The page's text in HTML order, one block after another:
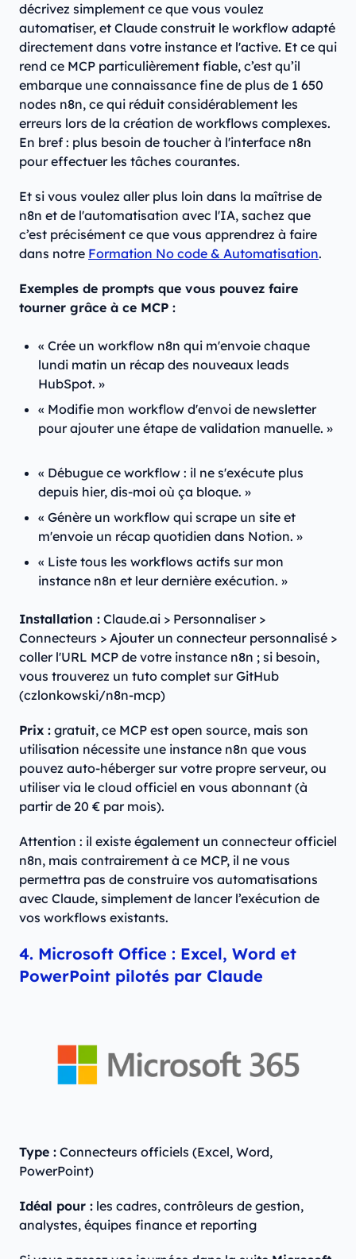
décrivez simplement ce que vous voulez
automatiser, et Claude construit le workflow adapté
directement dans votre instance et l'active. Et ce qui
rend ce MCP particulièrement fiable, c’est qu’il
embarque une connaissance fine de plus de 1 650
nodes n8n, ce qui réduit considérablement les
erreurs lors de la création de workflows complexes.
En bref : plus besoin de toucher à l'interface n8n
pour effectuer les tâches courantes.
Et si vous voulez aller plus loin dans la maîtrise de
n8n et de l'automatisation avec l'IA, sachez que
c’est précisément ce que vous apprendrez à faire
dans notre Formation No code & Automatisation.
Exemples de prompts que vous pouvez faire
tourner grâce à ce MCP :
« Crée un workflow n8n qui m'envoie chaque
lundi matin un récap des nouveaux leads
HubSpot. »
« Modifie mon workflow d'envoi de newsletter
pour ajouter une étape de validation manuelle. »
« Débugue ce workflow : il ne s'exécute plus
depuis hier, dis-moi où ça bloque. »
« Génère un workflow qui scrape un site et
m'envoie un récap quotidien dans Notion. »
« Liste tous les workflows actifs sur mon
instance n8n et leur dernière exécution. »
Installation : Claude.ai > Personnaliser >
Connecteurs > Ajouter un connecteur personnalisé >
coller l'URL MCP de votre instance n8n ; si besoin,
vous trouverez un tuto complet sur GitHub
(czlonkowski/n8n-mcp)
Prix : gratuit, ce MCP est open source, mais son
utilisation nécessite une instance n8n que vous
pouvez auto-héberger sur votre propre serveur, ou
utiliser via le cloud officiel en vous abonnant (à
partir de 20 € par mois).
Attention : il existe également un connecteur officiel
n8n, mais contrairement à ce MCP, il ne vous
permettra pas de construire vos automatisations
avec Claude, simplement de lancer l’exécution de
vos workflows existants.
4. Microsoft Office : Excel, Word et
PowerPoint pilotés par Claude
Type : Connecteurs officiels (Excel, Word,
PowerPoint)
Idéal pour : les cadres, contrôleurs de gestion,
analystes, équipes finance et reporting